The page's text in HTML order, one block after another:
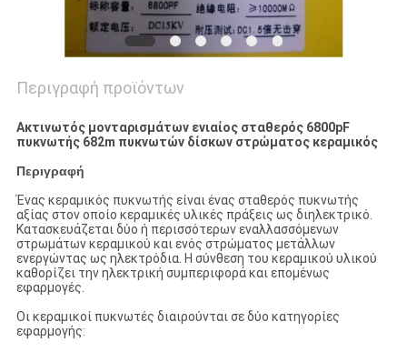
Περιγραφή προϊόντων
Ακτινωτός μονταρισμάτων ενιαίος σταθερός 6800pF
πυκνωτής 682m πυκνωτών δίσκων στρώματος κεραμικός
Περιγραφή
Ένας κεραμικός πυκνωτής είναι ένας σταθερός πυκνωτής
αξίας στον οποίο κεραμικές υλικές πράξεις ως διηλεκτρικό.
Κατασκευάζεται δύο ή περισσότερων εναλλασσόμενων
στρωμάτων κεραμικού και ενός στρώματος μετάλλων
ενεργώντας ως ηλεκτρόδια. Η σύνθεση του κεραμικού υλικού
καθορίζει την ηλεκτρική συμπεριφορά και επομένως
εφαρμογές.
Οι κεραμικοί πυκνωτές διαιρούνται σε δύο κατηγορίες
εφαρμογής: